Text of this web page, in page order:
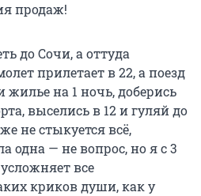
продаж!
до Сочи, а оттуда
прилетает в 22, а поезд
жилье на 1 ночь, доберись
выселись в 12 и гуляй до
не стыкуется всё,
одна — не вопрос, но я с 3
все
криков души, как у